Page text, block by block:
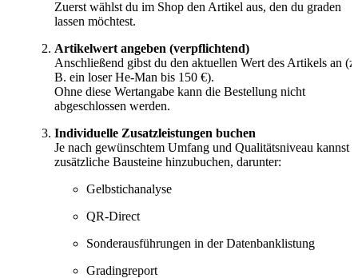
Zuerst wählst du im Shop den Artikel aus, den du graden
lassen möchtest.
Artikelwert angeben (verpflichtend)
Anschließend gibst du den aktuellen Wert des Artikels an (z.
B. ein loser He-Man bis 150 €).
Ohne diese Wertangabe kann die Bestellung nicht
abgeschlossen werden.
Individuelle Zusatzleistungen buchen
Je nach gewünschtem Umfang und Qualitätsniveau kannst
zusätzliche Bausteine hinzubuchen, darunter:
Gelbstichanalyse
QR-Direct
Sonderausführungen in der Datenbanklistung
Gradingreport